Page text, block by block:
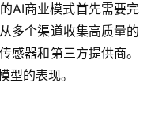
AI商业模式首先需要完
多个渠道收集高质量的
感器和第三方提供商。
型的表现。